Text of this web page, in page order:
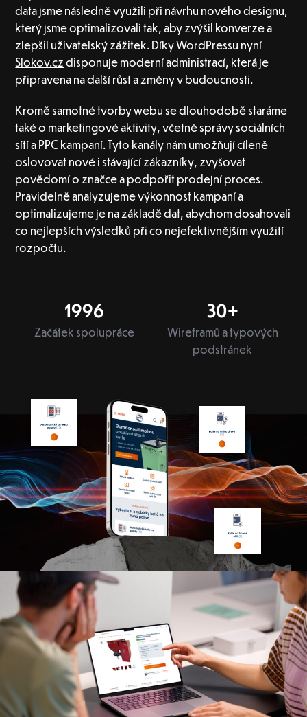
data jsme následně využili při návrhu nového designu,
který jsme optimalizovali tak, aby zvýšil konverze a
zlepšil uživatelský zážitek. Díky WordPressu nyní
Slokov.czdisponuje moderní administrací, která je
připravena na další růst a změny v budoucnosti.
Kromě samotné tvorby webu se dlouhodobě staráme
také o marketingové aktivity, včetněsprávy sociálních
sítíaPPC kampaní. Tyto kanály nám umožňují cíleně
oslovovat nové i stávající zákazníky, zvyšovat
povědomí o značce a podpořit prodejní proces.
Pravidelně analyzujeme výkonnost kampaní a
optimalizujeme je na základě dat, abychom dosahovali
co nejlepších výsledků při co nejefektivnějším využití
rozpočtu.
2022
Začátek spolupráce
30+
Wireframů a typových
podstránek